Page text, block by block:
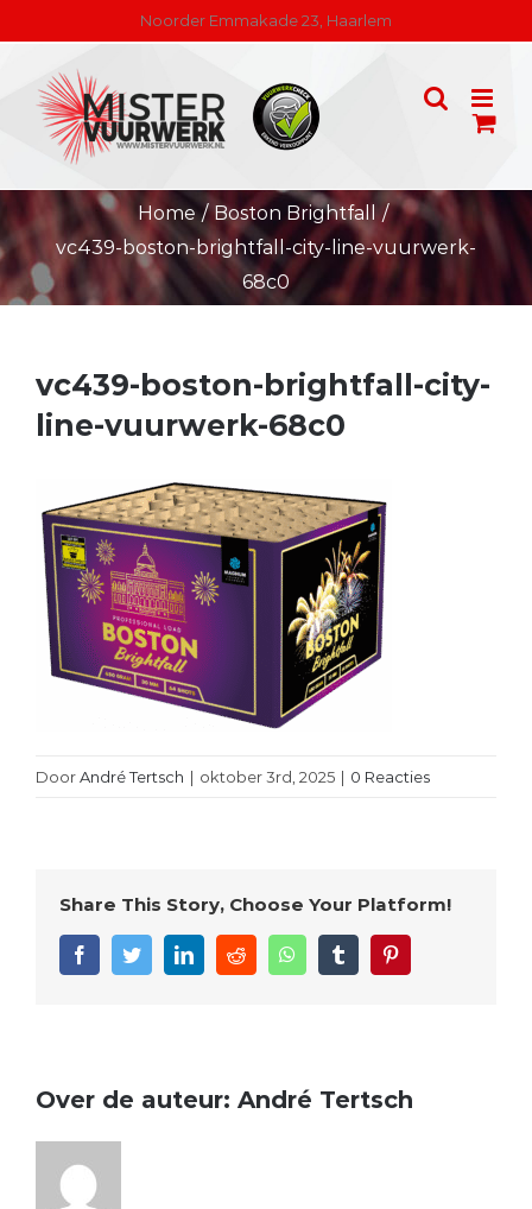
content
Noorder Emmakade 23, Haarlem
Home / Boston Brightfall /
vc439-boston-brightfall-city-line-vuurwerk-
68c0
vc439-boston-brightfall-city-
line-vuurwerk-68c0
DoorAndré Tertsch | oktober 3rd, 2025 | 0 Reacties
Share This Story, Choose Your Platform!
FacebookTwitterLinkedInReddit WhatsAppTumblr
Over de auteur: André Tertsch